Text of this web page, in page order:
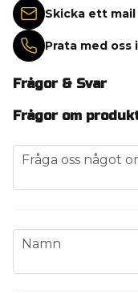
Skicka ett mail
Prata med
Frågor & Svar
Frågor om
question
Fråga oss något
name
Namn